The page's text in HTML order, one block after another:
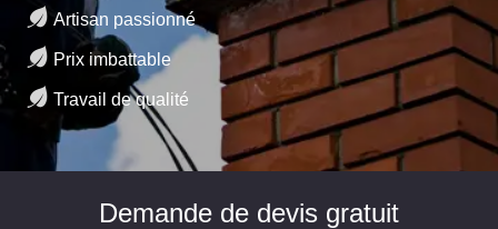
Artisan passionné
Prix imbattable
Travail de qualité
Demande de devis gratuit